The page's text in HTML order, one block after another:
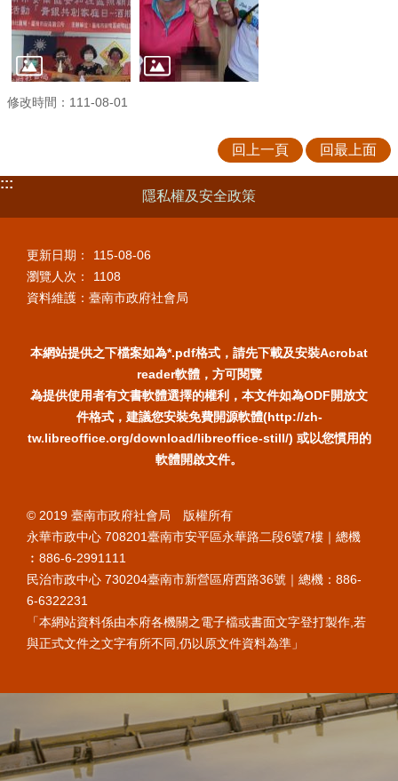
修改時間：111-08-01
回上一頁 回最上面
:::
隱私權及安全政策
更新日期：
115-08-06
瀏覽人次：
1108
資料維護：臺南市政府社會局
本網站提供之下檔案如為*.pdf格式，請先下載及安裝Acrobat
reader軟體，方可閱覽
為提供使用者有文書軟體選擇的權利，本文件如為ODF開放文
件格式，建議您安裝免費開源軟體(http://zh-
tw.libreoffice.org/download/libreoffice-still/) 或以您慣用的
軟體開啟文件。
© 2019 臺南市政府社會局 版權所有
永華市政中心 708201臺南市安平區永華路二段6號7樓｜總機
︰886-6-2991111
民治市政中心 730204臺南市新營區府西路36號｜總機：886-
6-6322231
「本網站資料係由本府各機關之電子檔或書面文字登打製作,若
與正式文件之文字有所不同,仍以原文件資料為準」